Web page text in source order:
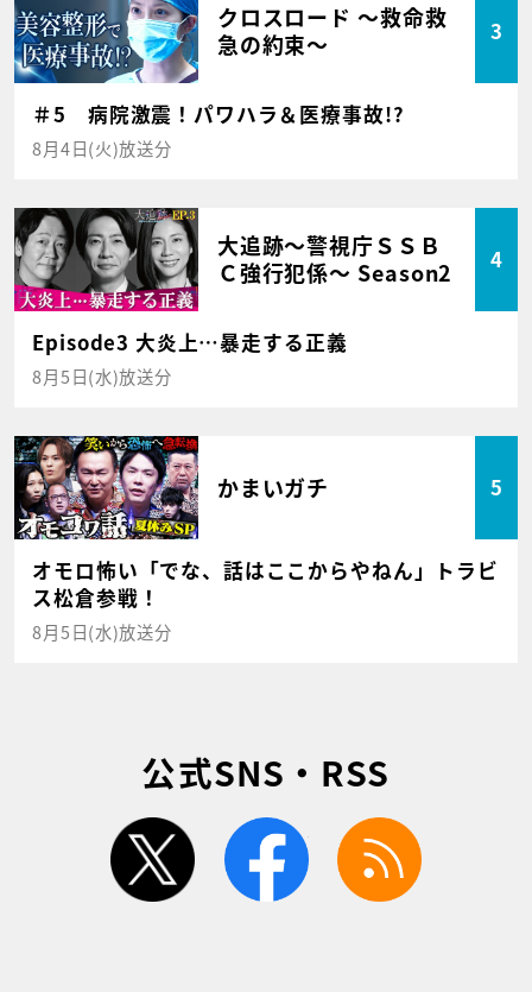
クロスロード ～救命救
急の約束～
3
＃5 病院激震！パワハラ＆医療事故!?
8月4日(火)放送分
大追跡～警視庁ＳＳＢ
Ｃ強行犯係～ Season2
4
Episode3 大炎上…暴走する正義
8月5日(水)放送分
かまいガチ 5
オモロ怖い「でな、話はここからやねん」トラビ
ス松倉参戦！
8月5日(水)放送分
公式SNS・RSS
twitter facebook